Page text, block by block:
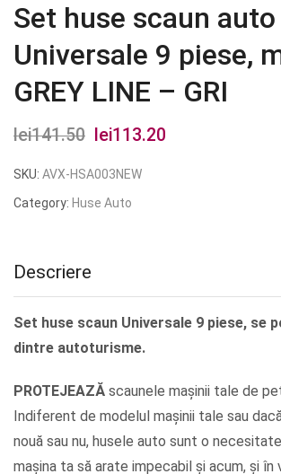
Set huse scaun
Universale 9 piese,
GREY LINE – GRI
lei141.50
Prețul
inițial
a
lei113.20
SKU: AVX-HSA003NEW
Category: Huse Auto
Descriere
Set huse scaun Universale 9 piese, se
dintre autoturisme.
PROTEJEAZĂ scaunele mașinii tale de
Indiferent de modelul mașinii tale sau
nouă sau nu, husele auto sunt o
mașina ta să arate impecabil și acum, și în